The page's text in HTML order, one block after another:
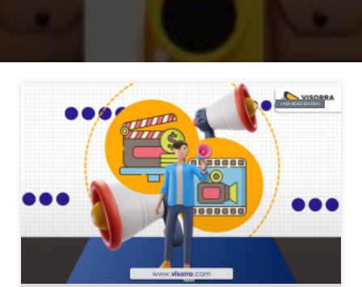
JASA VIDEO EDITING